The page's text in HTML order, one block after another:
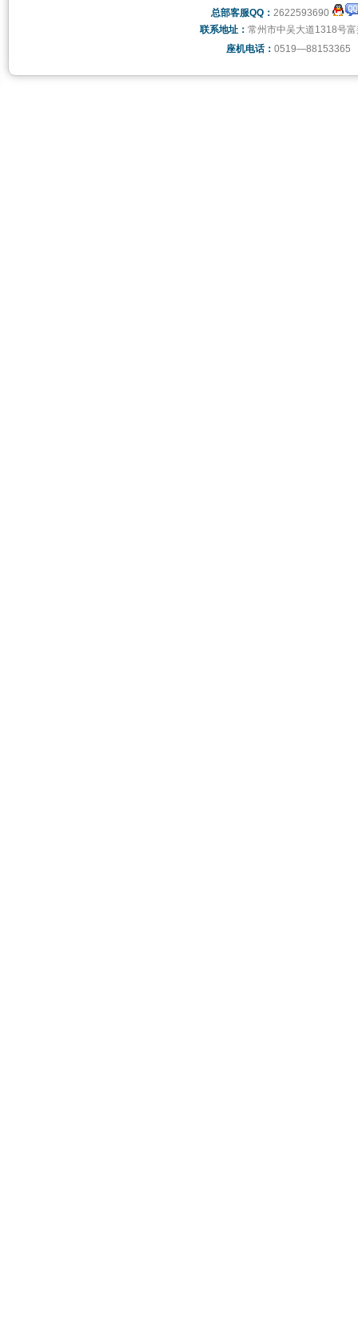
总部客服QQ： 2622593690
联系地址： 常州市中吴大道1318号
座机电话： 0519—88153365